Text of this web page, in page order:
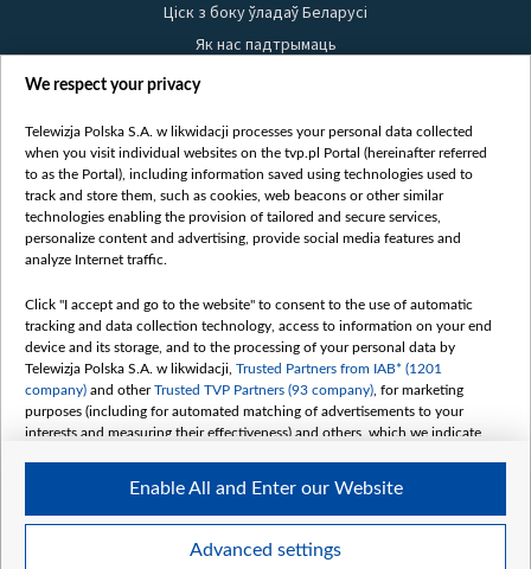
Ціск з боку ўладаў Беларусі
Як нас падтрымаць
Правілы выкарыстання матэрыялаў
Бяспека
Youtube
Белсат news
Белсат Shorts
Жэстачайшы мульт
Belsat English
Biełsat PL
Белсат Now
Белсат History
Белсат Music
Белсат Doc
We respect your privacy
Telewizja Polska S.A. w likwidacji processes your personal data collected
when you visit individual websites on the tvp.pl Portal (hereinafter referred
to as the Portal), including information saved using technologies used to
track and store them, such as cookies, web beacons or other similar
technologies enabling the provision of tailored and secure services,
personalize content and advertising, provide social media features and
analyze Internet traffic.
Click "I accept and go to the website" to consent to the use of automatic
tracking and data collection technology, access to information on your end
device and its storage, and to the processing of your personal data by
Telewizja Polska S.A. w likwidacji, Trusted Partners from IAB* (1201
company) and otherTrusted TVP Partners (93 company) , for marketing
purposes (including for automated matching of advertisements to your
interests and measuring their effectiveness) and others, which we indicate
The purposes of processing your data by TVP S.A. w likwidacji are as
follows:
Use limited data to select advertising
Advanced settings
Enable All and Enter our Website